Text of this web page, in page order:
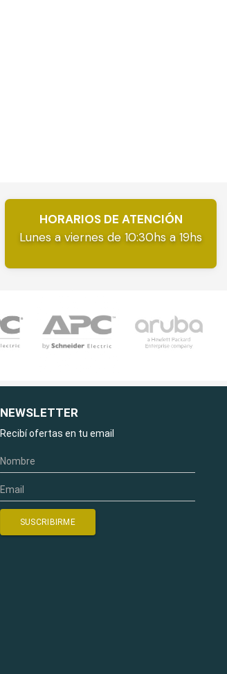
HORARIOS DE ATENCIÓN
Lunes a viernes de 10:30hs a 19hs
NEWSLETTER
Recibí ofertas en tu email